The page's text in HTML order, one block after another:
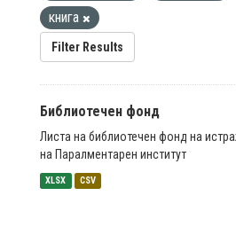
книга
Filter Results
Библиотечен фонд
Листа на библиотечен фонд на
на Паралментарен институт
XLSX CSV